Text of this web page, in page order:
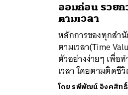
ออมก่อน รวยก
ตามเวลา
หลักการของทุกสำนั
ตามเวลา(Time
ตัวอย่างง่ายๆ เพื่อ
เวลา โดยตามติดชี
โดย รพีพัฒน์ อิงคสิทธิ์